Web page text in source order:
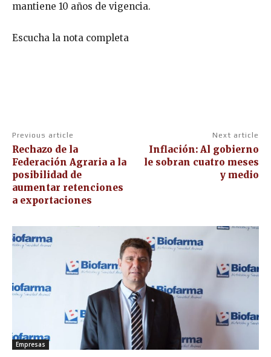
mantiene 10 años de vigencia.
Escucha la nota completa
Previous article
Rechazo de la
Federación Agraria a la
posibilidad de
aumentar retenciones
a exportaciones
Next article
Inflación: Al gobierno
le sobran cuatro meses
y medio
Empresas